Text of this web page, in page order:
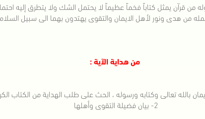
من قرآن يمثل كتاباً فخماً عظيماً لا يحتمل الشك ولا يتطرق إليه
من هدى ونور لأهل الايمان والتقوى يهتدون بهما الى سبيل
من هداية الآية :
2- بيان فضيلة التقوى وأهلها